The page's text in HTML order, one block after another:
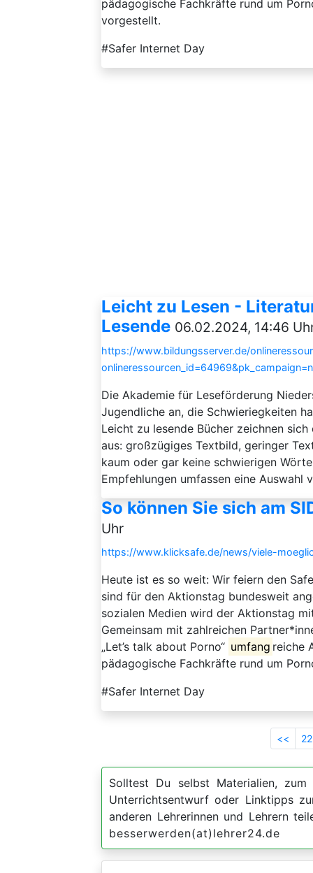
pädagogische Fachkräfte rund um
vorgestellt.
#Safer Internet Day
Leicht zu Lesen -
Lesende 06.02.2024, 14:46
https://www.bildungsserver.de/
Die Akademie für Leseförderung
Jugendliche an, die Schwieriegkeiten
Leicht zu lesende Bücher zeichnen
aus: großzügiges Textbild, geringer
kaum oder gar keine schwierigen
Empfehlungen umfassen eine Auswahl
So können Sie sich am
Uhr
https://www.klicksafe.de/news/viele-
Heute ist es so weit: Wir feiern den
sind für den Aktionstag bundesweit
sozialen Medien wird der Aktionstag
Gemeinsam mit zahlreichen
„Let’s talk about Porno“ umfang reiche
pädagogische Fachkräfte rund um
#Safer Internet Day
<< 22
Solltest Du selbst Materialien,
Unterrichtsentwurf oder Linktipps
anderen Lehrerinnen und Lehrern
besserwerden(at)lehrer24.de